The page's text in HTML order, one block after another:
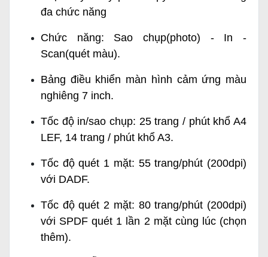
đa chức năng
Chức năng: Sao chụp(photo) - In -
Scan(quét màu).
Bảng điều khiển màn hình cảm ứng màu
nghiêng 7 inch.
Tốc độ in/sao chụp: 25 trang / phút khổ A4
LEF, 14 trang / phút khổ A3.
Tốc độ quét 1 mặt: 55 trang/phút (200dpi)
với DADF.
Tốc độ quét 2 mặt: 80 trang/phút (200dpi)
với SPDF quét 1 lần 2 mặt cùng lúc (chọn
thêm).